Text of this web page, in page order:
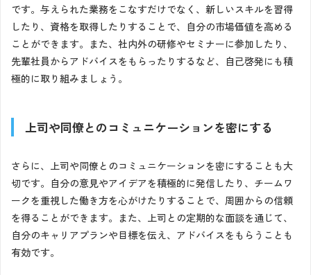
です。与えられた業務をこなすだけでなく、新しいスキルを習得
したり、資格を取得したりすることで、自分の市場価値を高める
ことができます。また、社内外の研修やセミナーに参加したり、
先輩社員からアドバイスをもらったりするなど、自己啓発にも積
極的に取り組みましょう。
上司や同僚とのコミュニケーションを密にする
さらに、上司や同僚とのコミュニケーションを密にすることも大
切です。自分の意見やアイデアを積極的に発信したり、チームワ
ークを重視した働き方を心がけたりすることで、周囲からの信頼
を得ることができます。また、上司との定期的な面談を通じて、
自分のキャリアプランや目標を伝え、アドバイスをもらうことも
有効です。